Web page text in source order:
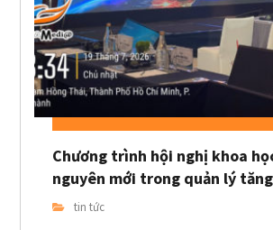
Chương trình hội nghị khoa
nguyên mới trong quản lý
tin tức